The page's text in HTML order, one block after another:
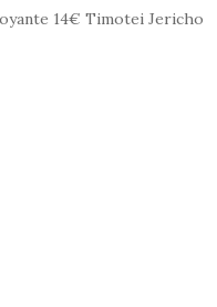
14€ Timotei Jericho